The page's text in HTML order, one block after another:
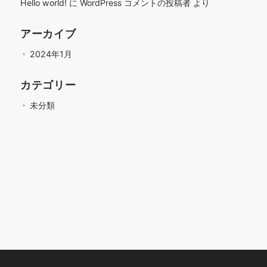
Hello world! に WordPress コメントの投稿者 より
アーカイブ
2024年1月
カテゴリー
未分類